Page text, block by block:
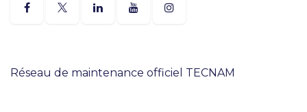
Réseau de maintenance officiel TECNAM